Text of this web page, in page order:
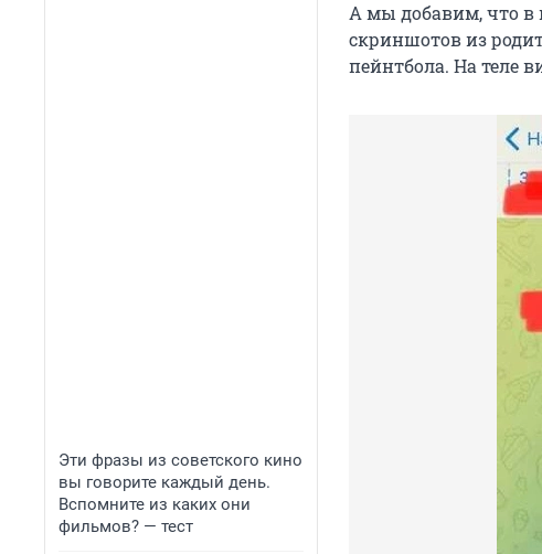
Эти фразы из советского кино
вы говорите каждый день.
Вспомните из каких они
фильмов? — тест
А мы добавим, что в
скриншотов из
пейнтбола. На теле